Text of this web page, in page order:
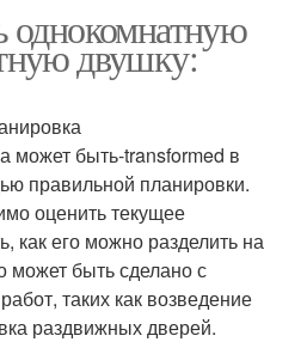
однокомнатную
двушку:
может быть-transformed в
правильной планировки.
оценить текущее
как его можно разделить на
может быть сделано с
таких как возведение
раздвижных дверей.